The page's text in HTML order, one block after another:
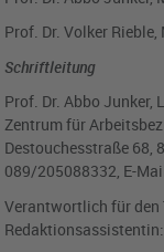
Prof. Dr. Volker Rieble,
Schriftleitung
Prof. Dr. Abbo
Zentrum für
Destouchesstraße 68,
089/205088332, E-
Verantwortlich für den